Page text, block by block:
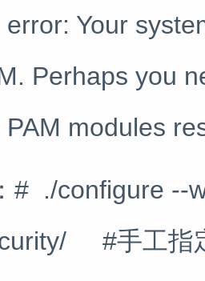
Your
Perhaps you
modules
# ./configure --
#手工指